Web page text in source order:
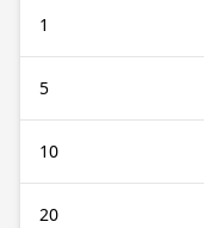
1
5
10
20